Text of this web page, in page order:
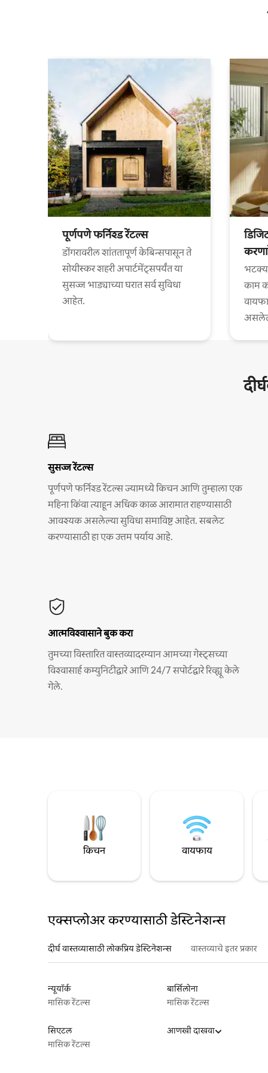
पूर्णपणे फर्निश्ड रेंटल्स
डोंगरावरील शांततापूर्ण केबिन्सपासून ते
सोयीस्कर शहरी अपार्टमेंट्सपर्यंत या
सुसज्ज भाड्याच्या घरात सर्व सुविधा
आहेत.
काम
सुसज्ज रेंटल्स
पूर्णपणे फर्निश्ड रेंटल्स ज्यामध्ये किचन आणि तुम्हाला एक
महिना किंवा त्याहून अधिक काळ आरामात राहण्यासाठी
आवश्यक असलेल्या सुविधा समाविष्ट आहेत. सबलेट
करण्यासाठी हा एक उत्तम पर्याय आहे.
आत्मविश्वासाने बुक करा
तुमच्या विस्तारित वास्तव्यादरम्यान आमच्या गेस्ट्सच्या
विश्वासार्ह कम्युनिटीद्वारे आणि 24/7 सपोर्टद्वारे रिव्ह्यू केले
गेले.
किचन वायफाय
एक्सप्लोअर करण्यासाठी डेस्टिनेशन्स
दीर्घ वास्तव्यासाठी लोकप्रिय डेस्टिनेशन्स वास्तव्याचे इतर प्रकार
न्यूयॉर्क
मासिक रेंटल्स
बार्सिलोना
मासिक रेंटल्स
सिएटल
मासिक रेंटल्स
आणखी दाखवा